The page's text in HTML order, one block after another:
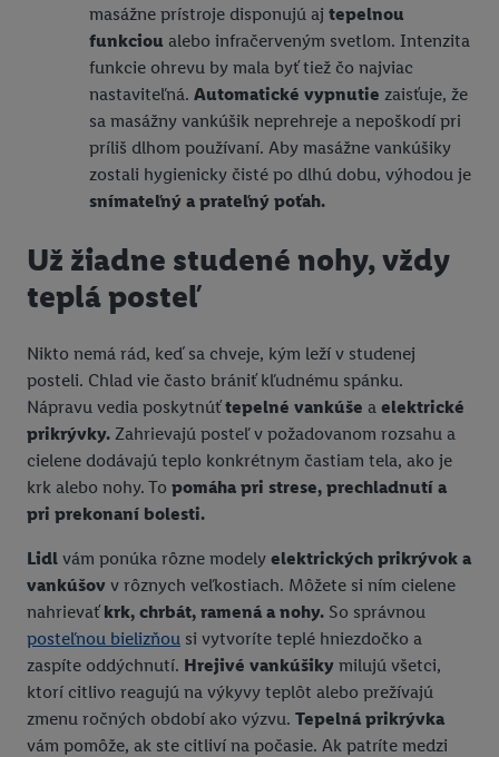
masážne prístroje disponujú aj tepelnou
funkciou alebo infračerveným svetlom. Intenzita
funkcie ohrevu by mala byť tiež čo najviac
nastaviteľná. Automatické vypnutie zaisťuje, že
sa masážny vankúšik neprehreje a nepoškodí pri
príliš dlhom používaní. Aby masážne vankúšiky
zostali hygienicky čisté po dlhú dobu, výhodou je
snímateľný a prateľný poťah.
Už žiadne studené nohy, vždy
teplá posteľ
Nikto nemá rád, keď sa chveje, kým leží v studenej
posteli. Chlad vie často brániť kľudnému spánku.
Nápravu vedia poskytnúťtepelné vankúše a elektrické
prikrývky. Zahrievajú posteľ v požadovanom rozsahu a
cielene dodávajú teplo konkrétnym častiam tela, ako je
krk alebo nohy. To pomáha pri strese, prechladnutí a
pri prekonaní bolesti.
Lidl vám ponúka rôzne modely elektrických prikrývok a
vankúšov v rôznych veľkostiach. Môžete si ním cielene
nahrievaťkrk, chrbát, ramená a nohy. So správnou
posteľnou bielizňou si vytvoríte teplé hniezdočko a
zaspíte oddýchnutí. Hrejivé vankúšiky milujú všetci,
ktorí citlivo reagujú na výkyvy teplôt alebo prežívajú
zmenu ročných období ako výzvu. Tepelná prikrývka
vám pomôže, ak ste citliví na počasie. Ak patríte medzi